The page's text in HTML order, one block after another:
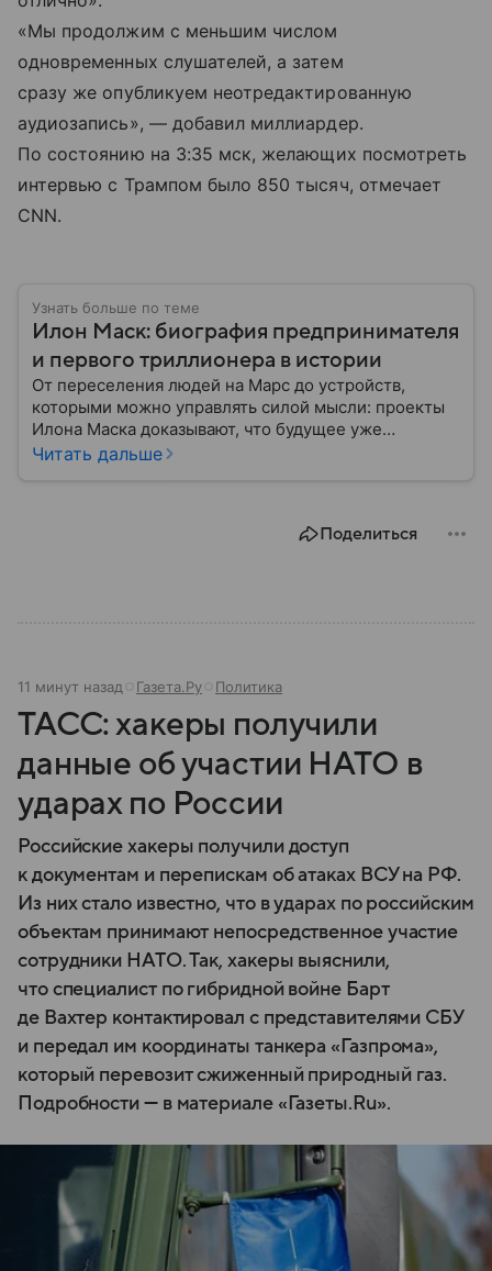
«Мы продолжим с меньшим числом
одновременных слушателей, а затем
сразу же опубликуем неотредактированную
аудиозапись», — добавил миллиардер.
По состоянию на 3:35 мск, желающих посмотреть
интервью с Трампом было 850 тысяч, отмечает
CNN.
Узнать больше по теме
Илон Маск: биография предпринимателя
и первого триллионера в истории
От переселения людей на Марс до устройств,
которыми можно управлять силой мысли: проекты
Илона Маска доказывают, что будущее уже
наступило. Собрали главное из биографии
Читать дальше
Поделиться
11 минут назад Газета.Ру Политика
ТАСС: хакеры получили
данные об участии НАТО в
ударах по России
Российские хакеры получили доступ
к документам и перепискам об атаках ВСУ на РФ.
Из них стало известно, что в ударах по российским
объектам принимают непосредственное участие
сотрудники НАТО. Так, хакеры выяснили,
что специалист по гибридной войне Барт
де Вахтер контактировал с представителями СБУ
и передал им координаты танкера «Газпрома»,
который перевозит сжиженный природный газ.
Подробности — в материале «Газеты.Ru».